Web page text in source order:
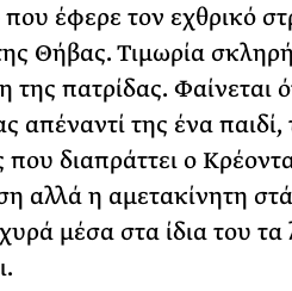
έφερε τον εχθρικό
Θήβας. Τιμωρία
της πατρίδας. Φαίνεται
απέναντί της ένα
που διαπράττει ο
αλλά η αμετακίνητη
μέσα στα ίδια του